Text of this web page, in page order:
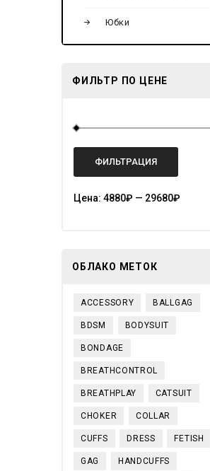
Юбки
ФИЛЬТР ПО ЦЕНЕ
ФИЛЬТРАЦИЯ
Цена: 4880₽ — 29680₽
ОБЛАКО МЕТОК
ACCESSORY BALLGAG
BDSM BODYSUIT
BONDAGE
BREATHCONTROL
BREATHPLAY CATSUIT
CHOKER COLLAR
CUFFS DRESS FETISH
GAG HANDCUFFS